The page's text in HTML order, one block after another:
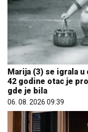
Marija (3) se igrala
42 godine otac je
gde je bila
06. 08. 2026 09:39